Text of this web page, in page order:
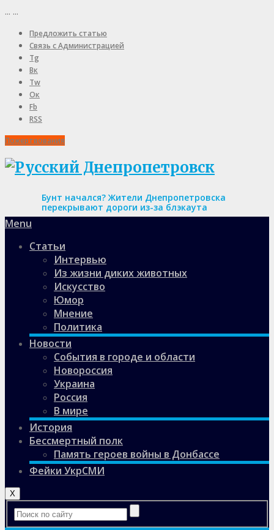
... ...
Предложить статью
Связь с Администрацией
Tg
Вк
Tw
Ок
Fb
RSS
Пожертвования
Бунт начался? Жители Днепропетровска
перекрывают дороги из-за блэкаута
Menu
Статьи
Интервью
Из жизни диких животных
Искусство
Юмор
Мнение
Политика
Новости
События в городе и области
Новороссия
Украина
Россия
В мире
История
Бессмертный полк
Память героев войны в Донбассе
Фейки УкрСМИ
X